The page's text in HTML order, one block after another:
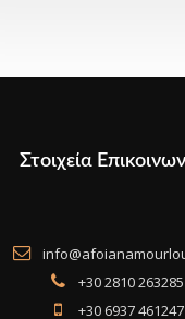
Στοιχεία
+30 2810 263285
+30 6937 461247